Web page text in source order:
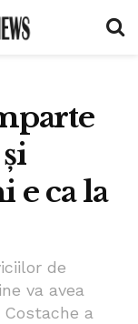
e ca la
de
va avea
a